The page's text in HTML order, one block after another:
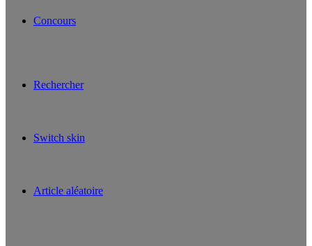
Concours
Rechercher
Switch skin
Article aléatoire